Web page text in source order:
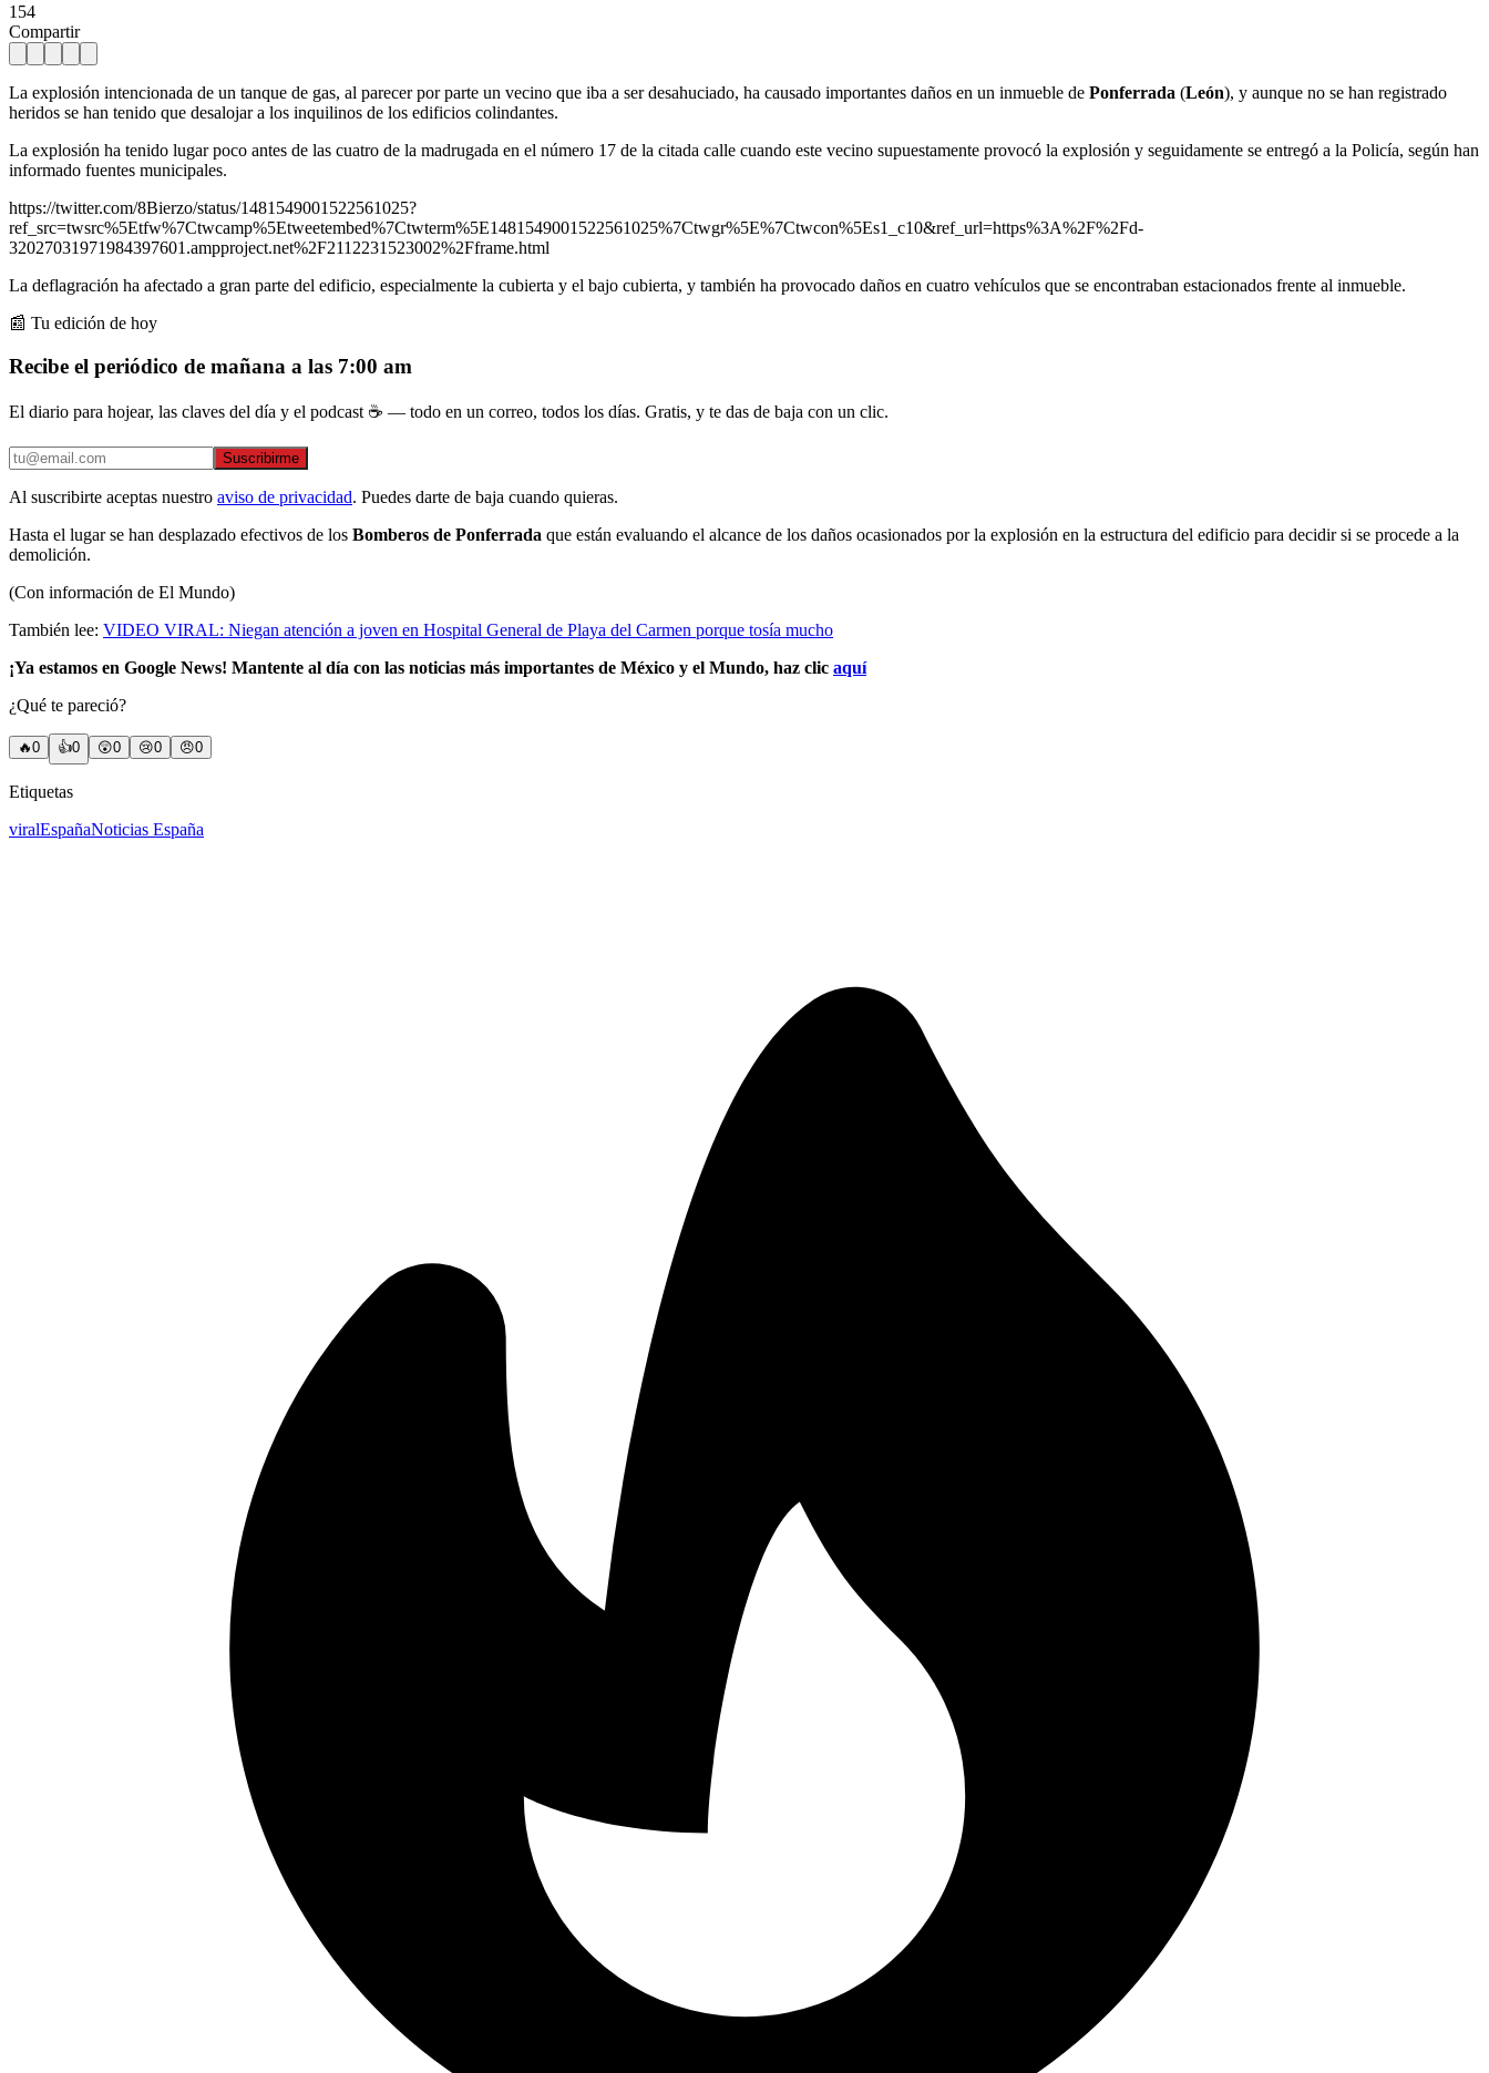
154
Compartir
La explosión intencionada de un tanque de gas, al parecer por parte un vecino que iba a ser desahuciado, ha causado importantes daños en un inmueble de Ponferrada (León), y aunque no se han registrado
heridos se han tenido que desalojar a los inquilinos de los edificios colindantes.
La explosión ha tenido lugar poco antes de las cuatro de la madrugada en el número 17 de la citada calle cuando este vecino supuestamente provocó la explosión y seguidamente se entregó a la Policía, según han
informado fuentes municipales.
https://twitter.com/8Bierzo/status/1481549001522561025?
ref_src=twsrc%5Etfw%7Ctwcamp%5Etweetembed%7Ctwterm%5E1481549001522561025%7Ctwgr%5E%7Ctwcon%5Es1_c10&ref_url=https%3A%2F%2Fd-
32027031971984397601.ampproject.net%2F2112231523002%2Fframe.html
La deflagración ha afectado a gran parte del edificio, especialmente la cubierta y el bajo cubierta, y también ha provocado daños en cuatro vehículos que se encontraban estacionados frente al inmueble.
📰 Tu edición de hoy
Recibe el periódico de mañana a las 7:00 am
El diario para hojear, las claves del día y el podcast ☕ — todo en un correo, todos los días. Gratis, y te das de baja con un clic.
Suscribirme
Al suscribirte aceptas nuestro aviso de privacidad. Puedes darte de baja cuando quieras.
Hasta el lugar se han desplazado efectivos de los Bomberos de Ponferrada que están evaluando el alcance de los daños ocasionados por la explosión en la estructura del edificio para decidir si se procede a la
demolición.
(Con información de El Mundo)
También lee: VIDEO VIRAL: Niegan atención a joven en Hospital General de Playa del Carmen porque tosía mucho
¡Ya estamos en Google News! Mantente al día con las noticias más importantes de México y el Mundo, haz clic aquí
¿Qué te pareció?
🔥0 👍0 😲0 😢0 😠0
Etiquetas
viralEspañaNoticias España